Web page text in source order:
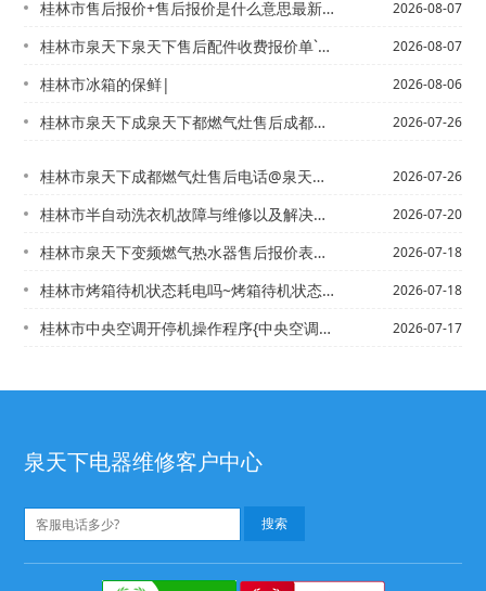
桂林市售后报价+售后报价是什么意思最新报价 2026-08-07
桂林市泉天下泉天下售后配件收费报价单`泉天下泉天下售后配件收费报价单2027更新 2026-08-07
桂林市冰箱的保鲜| 2026-08-06
桂林市泉天下成泉天下都燃气灶售后成都燃气灶修理电话~电话@泉天下成都燃气灶维修电... 2026-07-26
桂林市泉天下成都燃气灶售后电话@泉天下成都燃气灶维修电话 2026-07-26
桂林市半自动洗衣机故障与维修以及解决办法|半自动洗衣机如何清洗消毒 2026-07-20
桂林市泉天下变频燃气热水器售后报价表明细是多少+泉天下燃气热水器怎么样最新的报价 2026-07-18
桂林市烤箱待机状态耗电吗~烤箱待机状态耗电吗多少新版 2026-07-18
桂林市中央空调开停机操作程序{中央空调开停机操作程序是什么已更新 2026-07-17
泉天下电器维修客户中心